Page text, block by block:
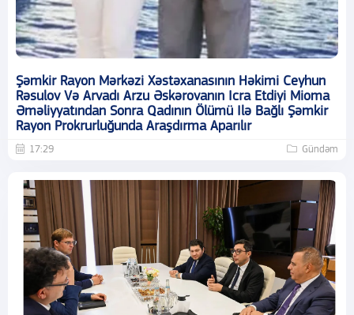
Şəmkir Rayon Mərkəzi Xəstəxanasının Həkimi Ceyhun
Rəsulov Və Arvadı Arzu Əskərovanın Icra Etdiyi Mioma
Əməliyyatından Sonra Qadının Ölümü Ilə Bağlı Şəmkir
Rayon Prokrurluğunda Araşdırma Aparılır
17:29 Gündəm